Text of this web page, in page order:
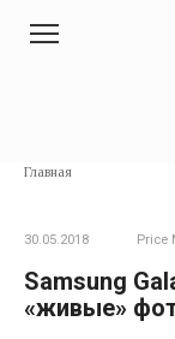
Главная
30.05.2018 Price
Samsung
«живые»